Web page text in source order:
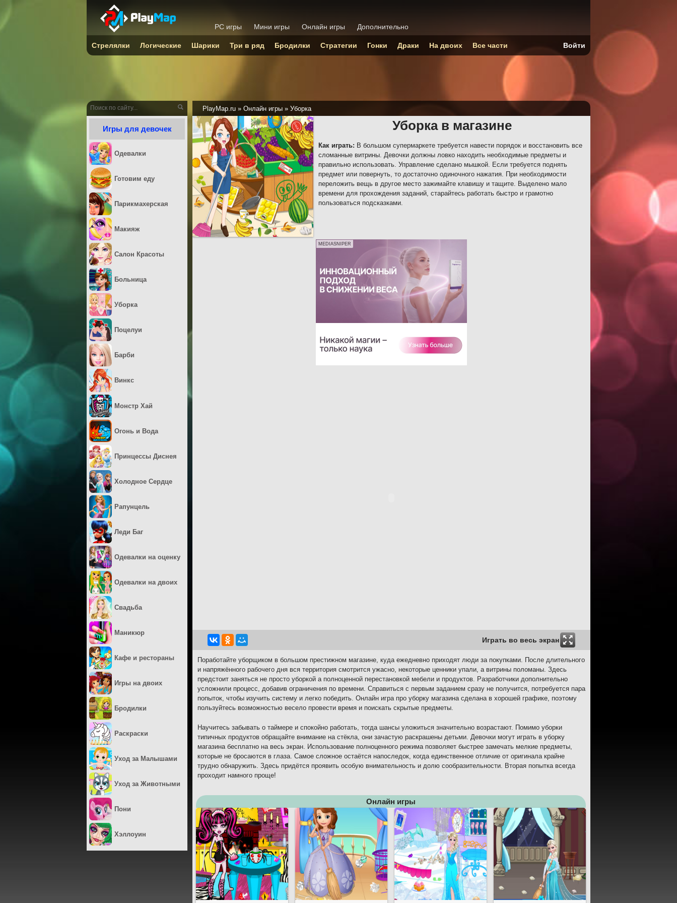
PlayMap.ru » Онлайн игры » Уборка
Уборка в магазине
Как играть: В большом супермаркете требуется навести порядок и восстановить все
сломанные витрины. Девочки должны ловко находить необходимые предметы и
правильно использовать. Управление сделано мышкой. Если требуется поднять
предмет или повернуть, то достаточно одиночного нажатия. При необходимости
переложить вещь в другое место зажимайте клавишу и тащите. Выделено мало
времени для прохождения заданий, старайтесь работать быстро и грамотно
пользоваться подсказками.
MEDIASNIPER
Играть во весь экран
Поработайте уборщиком в большом престижном магазине, куда ежедневно приходят люди за покупками. После длительного
и напряжённого рабочего дня вся территория смотрится ужасно, некоторые ценники упали, а витрины поломаны. Здесь
предстоит заняться не просто уборкой а полноценной перестановкой мебели и продуктов. Разработчики дополнительно
усложнили процесс, добавив ограничения по времени. Справиться с первым заданием сразу не получится, потребуется пара
попыток, чтобы изучить систему и легко победить. Онлайн игра про уборку магазина сделана в хорошей графике, поэтому
пользуйтесь возможностью весело провести время и поискать скрытые предметы.
Научитесь забывать о таймере и спокойно работать, тогда шансы уложиться значительно возрастают. Помимо уборки
типичных продуктов обращайте внимание на стёкла, они зачастую раскрашены детьми. Девочки могут играть в уборку
магазина бесплатно на весь экран. Использование полноценного режима позволяет быстрее замечать мелкие предметы,
которые не бросаются в глаза. Самое сложное остаётся напоследок, когда единственное отличие от оригинала крайне
трудно обнаружить. Здесь придётся проявить особую внимательность и долю сообразительности. Вторая попытка всегда
проходит намного проще!
Онлайн игры
Игры для девочек
Одевалки
Готовим еду
Парикмахерская
Макияж
Салон Красоты
Больница
Уборка
Поцелуи
Барби
Винкс
Монстр Хай
Огонь и Вода
Принцессы Диснея
Холодное Сердце
Рапунцель
Леди Баг
Одевалки на оценку
Одевалки на двоих
Свадьба
Маникюр
Кафе и рестораны
Игры на двоих
Бродилки
Раскраски
Уход за Малышами
Уход за Животными
Пони
Хэллоуин
PC игры Мини игры Онлайн игры Дополнительно
Стрелялки Логические Шарики Три в ряд Бродилки Стратегии Гонки Драки На двоих Все части Войти